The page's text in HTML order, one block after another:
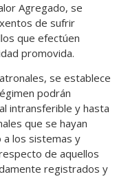
Agregado, se
de sufrir
que efectúen
promovida.
se establece
podrán
intransferible y hasta
que se hayan
los sistemas y
de aquellos
registrados y